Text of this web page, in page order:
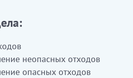
неопасных отходов
опасных отходов